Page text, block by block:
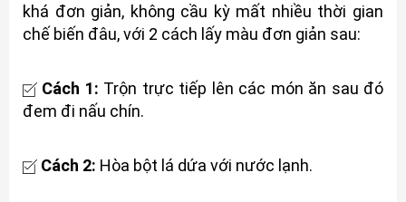
khá đơn giản, không cầu kỳ mất nhiều thời gian
chế biến đâu, với 2 cách lấy màu đơn giản sau:
Cách 1: Trộn trực tiếp lên các món ăn sau đó
đem đi nấu chín.
Cách 2: Hòa bột lá dứa với nước lạnh.